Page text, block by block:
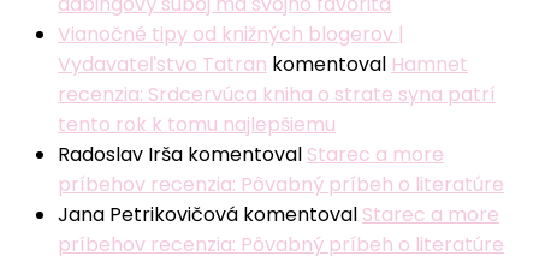
Vianočné tipy od knižných blogerov |
Vydavateľstvo Tatran komentoval Hamnet
recenzia: Srdcervúca kniha o strate syna patrí
tento rok k tomu najlepšiemu
Radoslav Irša komentoval Starec a more
príbehov recenzia: Pôvabný príbeh o literatúre
Jana Petrikovičová komentoval Starec a more
príbehov recenzia: Pôvabný príbeh o literatúre